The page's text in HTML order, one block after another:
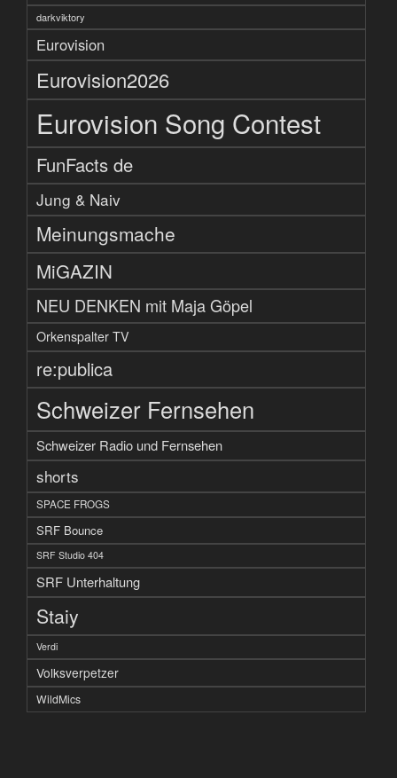
darkviktory
Eurovision
Eurovision2026
Eurovision Song Contest
FunFacts de
Jung & Naiv
Meinungsmache
MiGAZIN
NEU DENKEN mit Maja Göpel
Orkenspalter TV
re:publica
Schweizer Fernsehen
Schweizer Radio und Fernsehen
shorts
SPACE FROGS
SRF Bounce
SRF Studio 404
SRF Unterhaltung
Staiy
Verdi
Volksverpetzer
WildMics